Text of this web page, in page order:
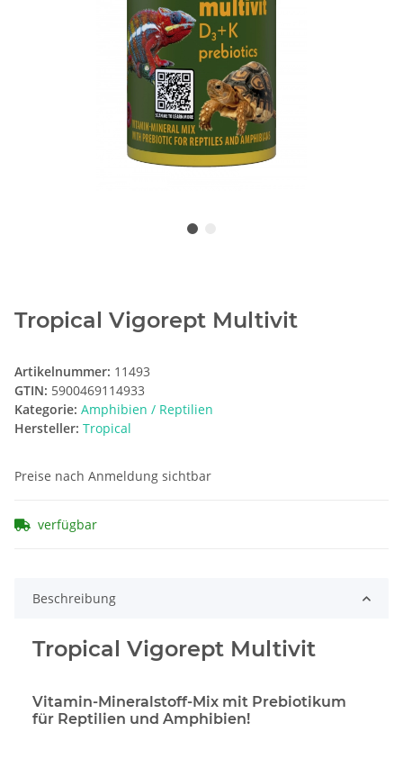
Tropical Vigorept Multivit
Artikelnummer: 11493
GTIN: 5900469114933
Kategorie: Amphibien / Reptilien
Hersteller: Tropical
Preise nach Anmeldung sichtbar
verfügbar
Beschreibung
Tropical Vigorept Multivit
Vitamin-Mineralstoff-Mix mit Prebiotikum
für Reptilien und Amphibien!